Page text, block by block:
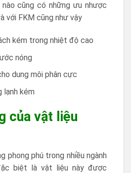
cũng có những ưu nhược
với FKM cũng như vậy
kém trong nhiệt độ cao
nóng
dung môi phân cực
lạnh kém
của vật liệu
phong phú trong nhiều ngành
biệt là vật liệu này được